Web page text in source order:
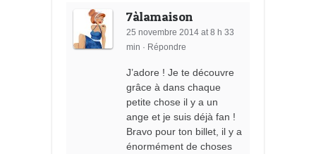
7àlamaison
25 novembre 2014 at 8 h 33
min · Répondre
J’adore ! Je te découvre
grâce à dans chaque
petite chose il y a un
ange et je suis déjà fan !
Bravo pour ton billet, il y a
énormément de choses